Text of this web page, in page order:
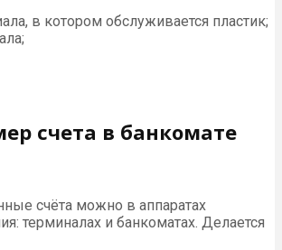
в котором обслуживается пластик;
счета в банкомате
счёта можно в аппаратах
терминалах и банкоматах. Делается